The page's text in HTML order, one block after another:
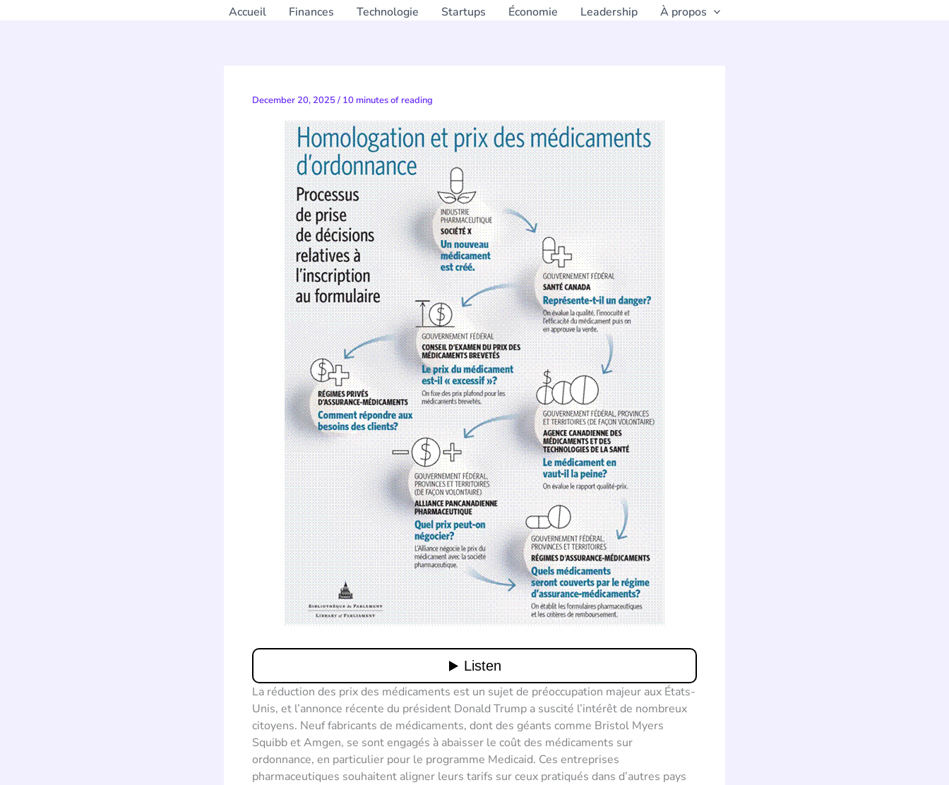
Accueil Finances Technologie Startups Économie Leadership À propos
December 20, 2025/ 10 minutes of reading
La réduction des prix des médicaments est un sujet de préoccupation majeur aux États-
Unis, et l’annonce récente du président Donald Trump a suscité l’intérêt de nombreux
citoyens. Neuf fabricants de médicaments, dont des géants comme Bristol Myers
Squibb et Amgen, se sont engagés à abaisser le coût des médicaments sur
ordonnance, en particulier pour le programme Medicaid. Ces entreprises
pharmaceutiques souhaitent aligner leurs tarifs sur ceux pratiqués dans d’autres pays